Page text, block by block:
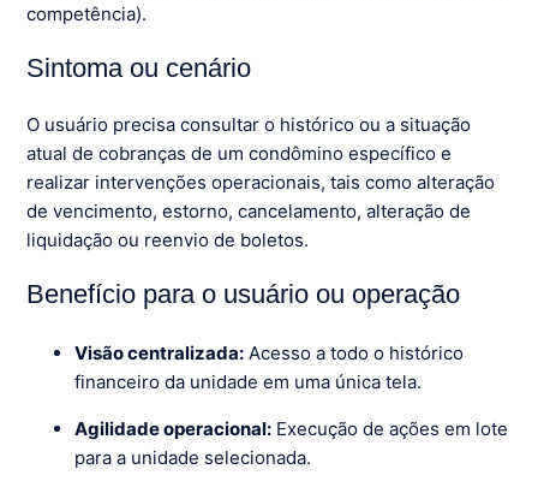
competência).
Sintoma ou cenário
O usuário precisa consultar o histórico ou a situação
atual de cobranças de um condômino específico e
realizar intervenções operacionais, tais como alteração
de vencimento, estorno, cancelamento, alteração de
liquidação ou reenvio de boletos.
Benefício para o usuário ou operação
Visão centralizada: Acesso a todo o histórico
financeiro da unidade em uma única tela.
Agilidade operacional: Execução de ações em lote
para a unidade selecionada.